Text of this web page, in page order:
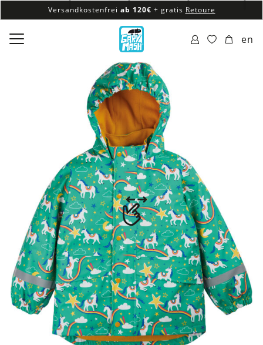
Versandkostenfrei ab 120€ + gratis Retoure
100% veganes & fair produziertes Sortiment
Versandkostenfrei ab 120€
en